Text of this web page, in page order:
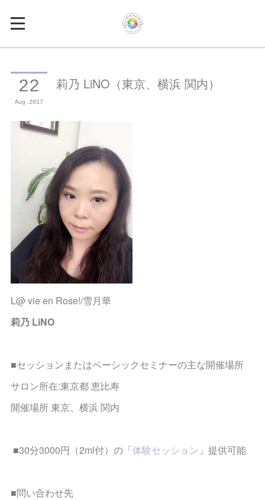
22
Aug 2017
莉乃 LiNO（東京、横浜 関内）
L@ vie en Rose!/雪月華
莉乃 LiNO
■セッションまたはベーシックセミナーの主な開催場所
サロン所在:東京都 恵比寿
開催場所 東京、横浜 関内
■30分3000円（2ml付）の「体験セッション 」提供可能
■問い合わせ先